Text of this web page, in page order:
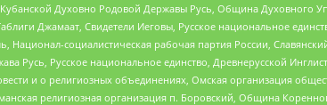
Духовно Родовой Державы Русь, Община
Джамаат, Свидетели Иеговы, Русское национальное
Национал-социалистическая рабочая партия России,
Русь, Русское национальное единство, Древнерусской
и о религиозных объединениях, Омская организация
религиозная организация п. Боровский, Община